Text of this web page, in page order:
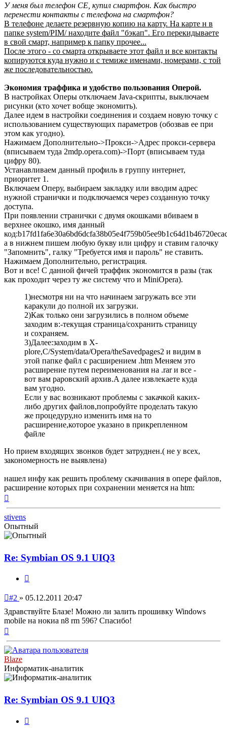
У меня был телефон СЕ, купил смартфон. Как быстро
перенести контакты с телефона на смартфон?
В телефоне делаете резервную копию на карту. На карте н в
папке system/PIM/ находите файл "бэкап". Его перекидываете
в свой смарт, например к папку прочее...
После этого - со смарта открываете этот файл и все контакты
копируются куда нужно и с темиже именами, номерами, с той
же последовательностью.
Экономия траффика и удобство пользования Оперой.
В настройках Оперы отключаем Java-скрипты, выключаем
рисунки (кто хочет вобще экономить).
Далее идем в настройки соединения и создаем новую точку с
использованием существующих параметров (обозвав ее при
этом как угодно).
Нажимаем Дополнительно->Прокси->Адрес прокси-сервера
(вписываем туда 2mdp.opera.com)->Порт (вписываем туда
цифру 80).
Устанавливаем данный профиль в группу интернет,
приоритет 1.
Включаем Оперу, выбираем закладку или вводим адрес
нужной странички и подключаемся через созданную точку
доступа.
При появлении странички с двумя окошками вбиваем в
верхнее окошко, имя данный
а в нижнем пишем любую букву или цифру и ставим галочку
"Запомнить", галку "Требуется имя и пароль" не ставить.
Нажимаем Дополнительно, регистрация.
Вот и все! С данной фичей траффик экономится в разы (так
как проходит через ту же систему что и MiniOpera).
1)несмотря ни на что начинаем загружать все эти
каракули до полной их загрузки.
2)Как только они загрузились в полном объеме
заходим в:-текущая страница/сохранить страницу
и сохраняем.
3)Далее:заходим в X-
plore,C/System/data/Opera/theSavedpages2 и видим в
этой папке файл с расширением .htm Меняем это
расширение путем переименования на .rar и все -
вот вам раровский архив.А далее извлекаете куда
вам угодно.
Если у вас возникают проблемы с закачкой каких-
либо других файлов,попробуйте проделать такую
же процедуру,но изменить имя на то
расширение,которое указано в прикрепленном
файле
Но прием входящих звонков будет затруднен.( не у всех,
закономерность не выявлена)
нашел инфу как решить проблему скачивания в опере файлов,
расширение которых при сохранении меняется на htm:
началу
stivens
Опытный
Re: Symbian OS 9.1 UIQ3
Непрочитанное
#2 » 05.12.2011 20:47
Здравствуйте Блазе! Можно ли залить прошивку Windows
mobile на нокиа n8 rm 596? Спасибо!
началу
Blaze
Информатик-аналитик
Re: Symbian OS 9.1 UIQ3